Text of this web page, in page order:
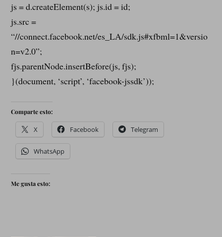
js = d.createElement(s); js.id = id;
js.src =
“//connect.facebook.net/es_LA/sdk.js#xfbml=1&versio
n=v2.0”;
fjs.parentNode.insertBefore(js, fjs);
}(document, ‘script’, ‘facebook-jssdk’));
Comparte esto:
X Facebook Telegram
WhatsApp
Me gusta esto: